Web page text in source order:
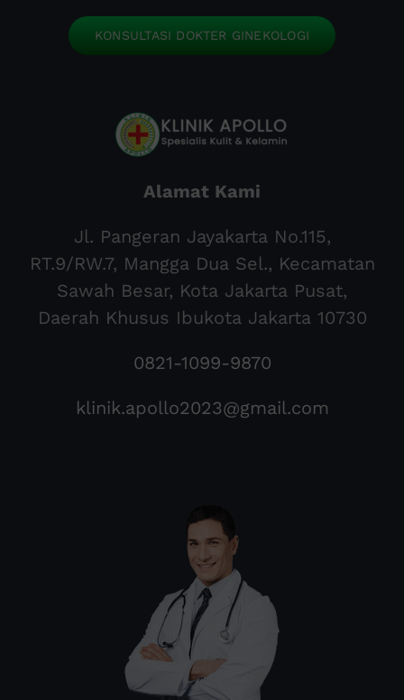
KONSULTASI DOKTER GINEKOLOGI
Alamat Kami
Jl. Pangeran Jayakarta No.115,
RT.9/RW.7, Mangga Dua Sel., Kecamatan
Sawah Besar, Kota Jakarta Pusat,
Daerah Khusus Ibukota Jakarta 10730
0821-1099-9870
klinik.apollo2023@gmail.com